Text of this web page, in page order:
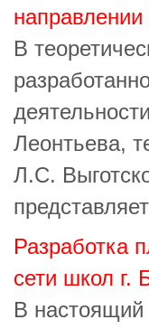
направлении
В
Леонтьева,
Л.С.
Разработка
сети школ г.
В настоящий